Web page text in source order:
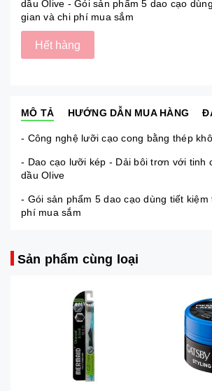
dầu Olive - Gói sản phẩm 5 dao cạo
gian và chi phí mua sắm
Hết hàng
MÔ TẢ HƯỚNG DẪN MUA HÀNG
- Công nghệ lưỡi cạo cong bằng thép
- Dao cạo lưỡi kép - Dải bôi trơn với tinh
dầu Olive
- Gói sản phẩm 5 dao cạo dùng tiết
phí mua sắm
Sản phẩm cùng loại